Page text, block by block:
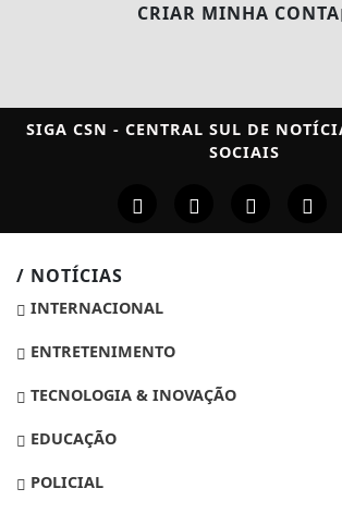
CRIAR MINHA CONTA
SIGA CSN - CENTRAL SUL DE
SOCIAIS
/ NOTÍCIAS
INTERNACIONAL
ENTRETENIMENTO
TECNOLOGIA & INOVAÇÃO
EDUCAÇÃO
POLICIAL